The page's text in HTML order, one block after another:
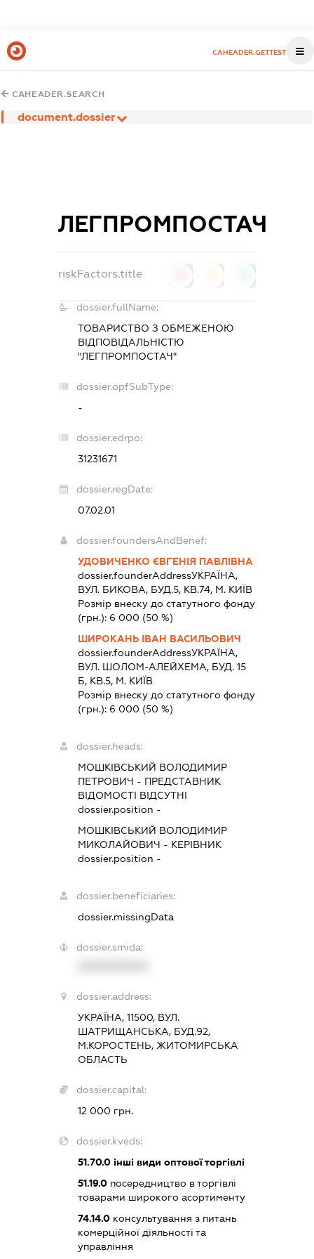
CAHEADER.GETTEST
CAHEADER.SEARCH
document.dossier
ЛЕГПРОМПОСТАЧ
riskFactors.title
dossier.fullName:
ТОВАРИСТВО З ОБМЕЖЕНОЮ
ВІДПОВІДАЛЬНІСТЮ
"ЛЕГПРОМПОСТАЧ"
dossier.opfSubType:
-
dossier.edrpo:
31231671
dossier.regDate:
07.02.01
dossier.foundersAndBenef:
УДОВИЧЕНКО ЄВГЕНІЯ ПАВЛІВНА
dossier.founderAddressУКРАЇНА,
ВУЛ. БИКОВА, БУД.5, КВ.74, М. КИЇВ
Розмір внеску до статутного фонду
(грн.): 6 000 (50 %)
ШИРОКАНЬ ІВАН ВАСИЛЬОВИЧ
dossier.founderAddressУКРАЇНА,
ВУЛ. ШОЛОМ-АЛЕЙХЕМА, БУД. 15
Б, КВ.5, М. КИЇВ
Розмір внеску до статутного фонду
(грн.): 6 000 (50 %)
dossier.heads:
МОШКІВСЬКИЙ ВОЛОДИМИР
ПЕТРОВИЧ - ПРЕДСТАВНИК
ВІДОМОСТІ ВІДСУТНІ
dossier.position -
МОШКІВСЬКИЙ ВОЛОДИМИР
МИКОЛАЙОВИЧ - КЕРІВНИК
dossier.position -
dossier.beneficiaries:
dossier.missingData
dossier.smida:
dossier.address:
УКРАЇНА, 11500, ВУЛ.
ШАТРИЩАНСЬКА, БУД.92,
М.КОРОСТЕНЬ, ЖИТОМИРСЬКА
ОБЛАСТЬ
dossier.capital:
12 000 грн.
dossier.kveds:
51.70.0 інші види оптової торгівлі
51.19.0 посередництво в торгівлі
товарами широкого асортименту
74.14.0 консультування з питань
комерційної діяльності та
управління